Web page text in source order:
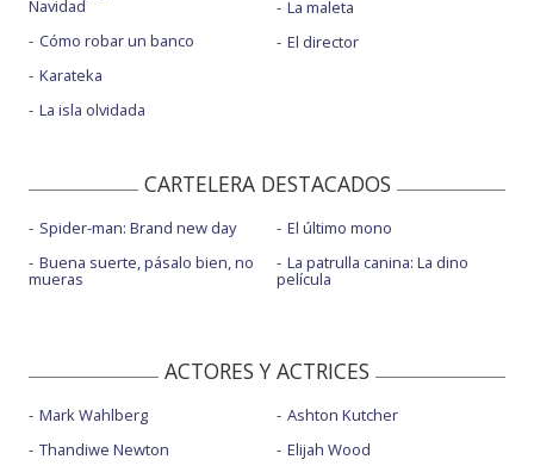
Navidad
Cómo robar un banco
Karateka
La isla olvidada
La maleta
El director
CARTELERA DESTACADOS
Spider-man: Brand new day
Buena suerte, pásalo bien, no
mueras
El último mono
La patrulla canina: La dino
película
ACTORES Y ACTRICES
Mark Wahlberg
Thandiwe Newton
Ashton Kutcher
Elijah Wood